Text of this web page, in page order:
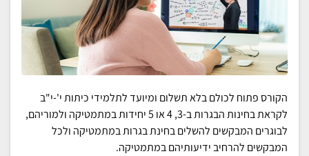
הקורס פתוח לכולם בלא תשלום ומיועד לתלמידי כיתות י'-י"ב
לקראת בחינות הבגרות ב-3, 4 או 5 יחידות במתמטיקה ולמוריהם,
לבוגרים המבקשים להשלים בחינת בגרות במתמטיקה ולכל
המבקשים להרחיב ידיעותיהם במתמטיקה.